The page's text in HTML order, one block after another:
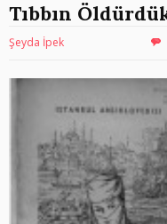
Tıbbın
Şeyda İpek